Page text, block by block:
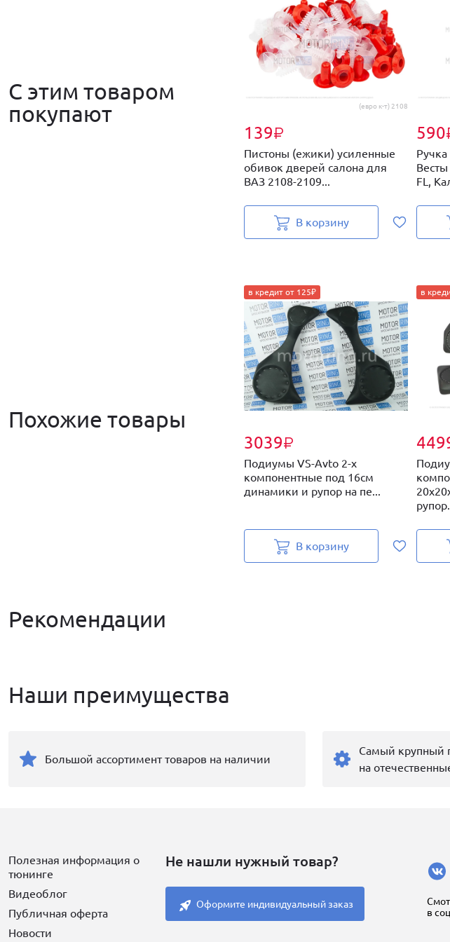
С этим товаром
покупают
(евро к-т) 2108
139₽
Пистоны (ежики) усиленные
обивок дверей салона для
ВАЗ 2108-2109...
В корзину
590
Весты
FL,
Похожие товары
3039₽
в кредит от 125₽
Подиумы VS-Avto 2-х
компонентные под 16см
динамики и рупор на пе...
В корзину
в
Рекомендации
Наши преимущества
Большой ассортимент товаров на наличии
Самый крупный
на
Полезная информация о
тюнинге
Видеоблог
Публичная оферта
Новости
Не нашли нужный товар?
Оформите индивидуальный заказ
в